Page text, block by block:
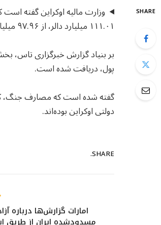
SHARE
۱۱۱.۰۱ میلیارد دالر، از ۹۷.۹۶ میلیارد دالر به ۲۰۸.۹۷ میلیارد دالر رسیده است.
بر بنیاد گزارش خبرگزاری تاس،
پول، دریافت شده است.
گفته شده است که مصارف جنگ،
دولتی اوکراین بوده‌اند.
SHARE.
امارات گزارش‌ها درباره
مسدودشده ایران از طریق